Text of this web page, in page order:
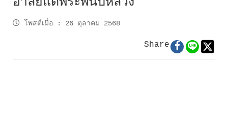
a
โพสต์เมื่อ : 26 ตุลาคม 2568
Share